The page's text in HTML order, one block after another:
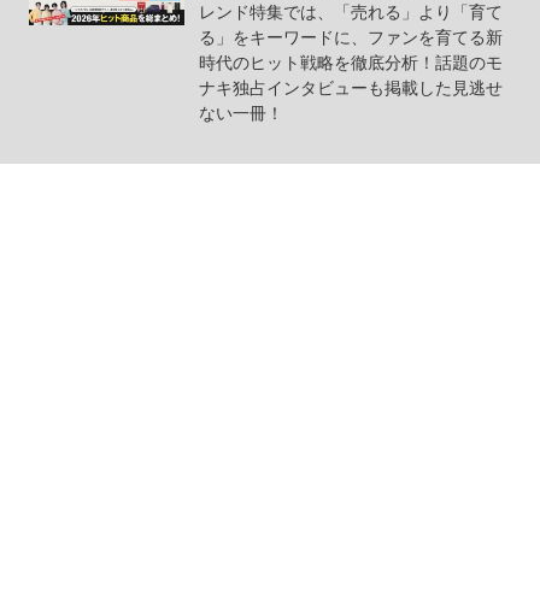
レンド特集では、「売れる」より「育て
る」をキーワードに、ファンを育てる新
時代のヒット戦略を徹底分析！話題のモ
ナキ独占インタビューも掲載した見逃せ
ない一冊！